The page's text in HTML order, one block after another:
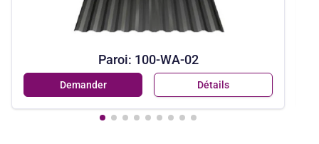
Paroi: 100-WA-02
Demander Détails